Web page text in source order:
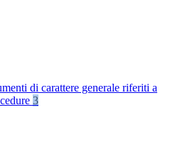
di carattere generale riferiti a
3